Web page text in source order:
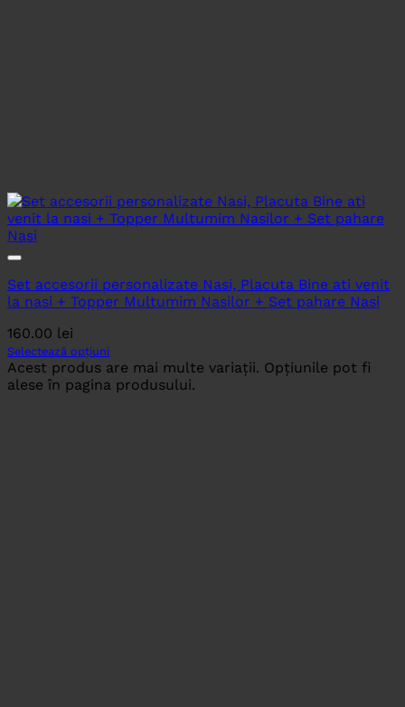
Set accesorii personalizate Nasi, Placuta Bine ati venit
la nasi + Topper Multumim Nasilor + Set pahare Nasi
160.00 lei
Selectează opțiuni
Acest produs are mai multe variații. Opțiunile pot fi
alese în pagina produsului.